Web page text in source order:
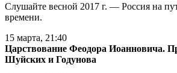
Слушайте весной 2017 г. — Россия на
времени.
15 марта, 21:40
Царствование Феодора Иоанновича.
Шуйских и Годунова